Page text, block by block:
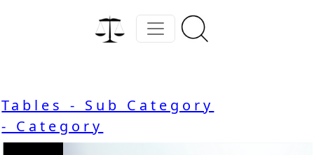
Tables - Sub Category
- Category